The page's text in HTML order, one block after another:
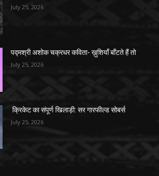
July 25, 2026
पद्मश्री अशोक चक्रधर कविता- ख़ुशियाँ बाँटते हैं तो
July 25, 2026
क्रिकेट का संपूर्ण खिलाड़ी: सर गारफील्ड सोबर्स
July 25, 2026